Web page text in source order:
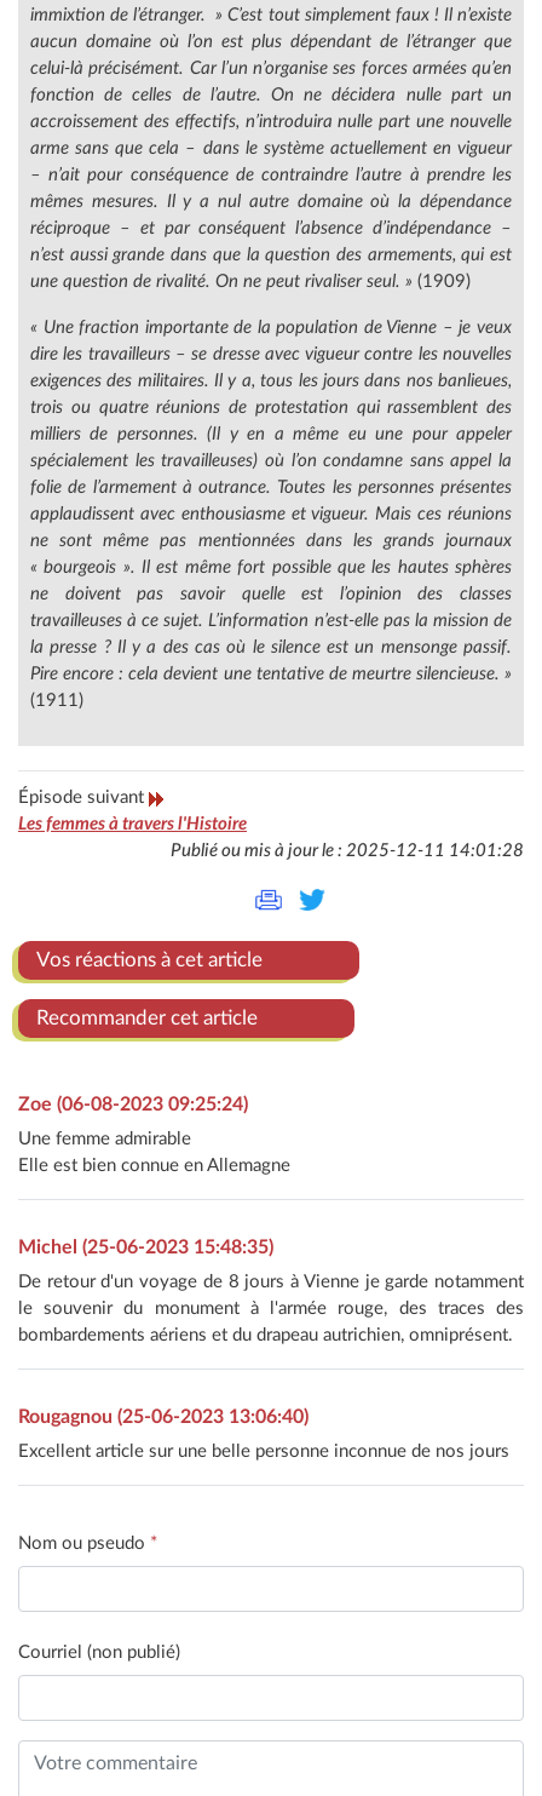
immixtion de l’étranger. » C’est tout simplement faux ! Il n’existe
aucun domaine où l’on est plus dépendant de l’étranger que
celui-là précisément. Car l’un n’organise ses forces armées qu’en
fonction de celles de l’autre. On ne décidera nulle part un
accroissement des effectifs, n’introduira nulle part une nouvelle
arme sans que cela – dans le système actuellement en vigueur
– n’ait pour conséquence de contraindre l’autre à prendre les
mêmes mesures. Il y a nul autre domaine où la dépendance
réciproque – et par conséquent l’absence d’indépendance –
n’est aussi grande dans que la question des armements, qui est
une question de rivalité. On ne peut rivaliser seul. » (1909)
« Une fraction importante de la population de Vienne – je veux
dire les travailleurs – se dresse avec vigueur contre les nouvelles
exigences des militaires. Il y a, tous les jours dans nos banlieues,
trois ou quatre réunions de protestation qui rassemblent des
milliers de personnes. (Il y en a même eu une pour appeler
spécialement les travailleuses) où l’on condamne sans appel la
folie de l’armement à outrance. Toutes les personnes présentes
applaudissent avec enthousiasme et vigueur. Mais ces réunions
ne sont même pas mentionnées dans les grands journaux
« bourgeois ». Il est même fort possible que les hautes sphères
ne doivent pas savoir quelle est l’opinion des classes
travailleuses à ce sujet. L’information n’est-elle pas la mission de
la presse ? Il y a des cas où le silence est un mensonge passif.
Pire encore : cela devient une tentative de meurtre silencieuse. »
(1911)
Épisode suivant
Les femmes à travers l'Histoire
Publié ou mis à jour le : 2025-12-11 14:01:28
Vos réactions à cet article
Recommander cet article
Zoe (06-08-2023 09:25:24)
Une femme admirable
Elle est bien connue en Allemagne
Michel (25-06-2023 15:48:35)
De retour d'un voyage de 8 jours à Vienne je garde notamment
le souvenir du monument à l'armée rouge, des traces des
bombardements aériens et du drapeau autrichien, omniprésent.
Rougagnou (25-06-2023 13:06:40)
Excellent article sur une belle personne inconnue de nos jours
Nom ou pseudo *
Courriel (non publié)